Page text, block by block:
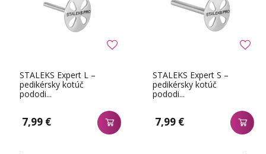
STALEKS Expert L –
pedikérsky kotúč
pododi...
7,99 €
STALEKS Expert S –
pedikérsky kotúč
pododi...
7,99 €